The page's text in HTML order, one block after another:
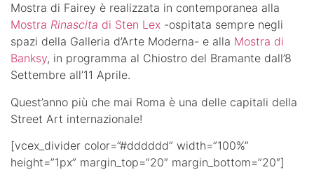
Mostra di Fairey è realizzata in contemporanea alla
Mostra Rinascita di Sten Lex -ospitata sempre negli
spazi della Galleria d’Arte Moderna- e alla Mostra di
Banksy, in programma al Chiostro del Bramante dall’8
Settembre all’11 Aprile.
Quest’anno più che mai Roma è una delle capitali della
Street Art internazionale!
[vcex_divider color=”#dddddd” width=”100%”
height=”1px” margin_top=”20″ margin_bottom=”20″]